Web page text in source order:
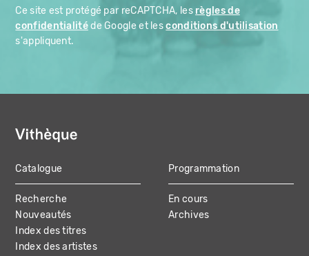
Ce site est protégé par reCAPTCHA, les règles de
confidentialitéde Google et lesconditions d'utilisation
s'appliquent.
MAIN
NAVIGATION
Catalogue
Recherche
Nouveautés
Index des titres
Index des artistes
Programmation
En cours
Archives